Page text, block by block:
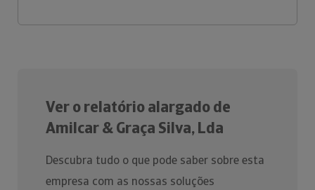
Ver o relatório alargado de
Amilcar & Graça Silva, Lda
Descubra tudo o que pode saber sobre esta
empresa com as nossas soluções